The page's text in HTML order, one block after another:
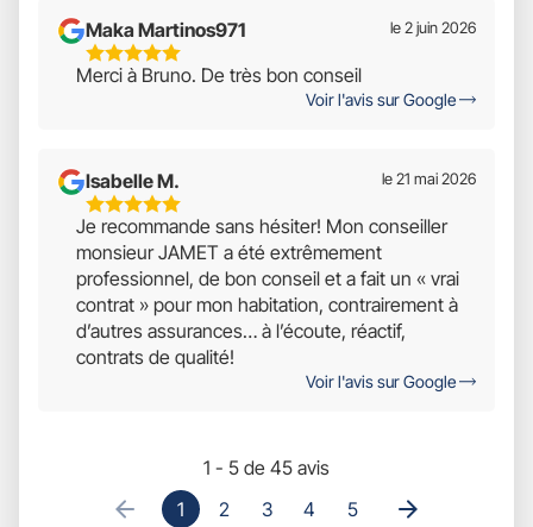
Maka Martinos971
5
Étoiles
le 2 juin 2026
Merci à Bruno. De très bon conseil
Voir l'avis sur Google
Isabelle M.
5
Étoiles
Sur
5
le 21 mai 2026
Je recommande sans hésiter! Mon conseiller
monsieur JAMET a été extrêmement
professionnel, de bon conseil et a fait un « vrai
contrat » pour mon habitation, contrairement à
d’autres assurances… à l’écoute, réactif,
contrats de qualité!
Voir l'avis sur Google
1 - 5 de 45 avis
1
2 3 4 5